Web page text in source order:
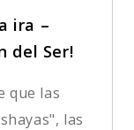
ira –
del Ser!
que las
las